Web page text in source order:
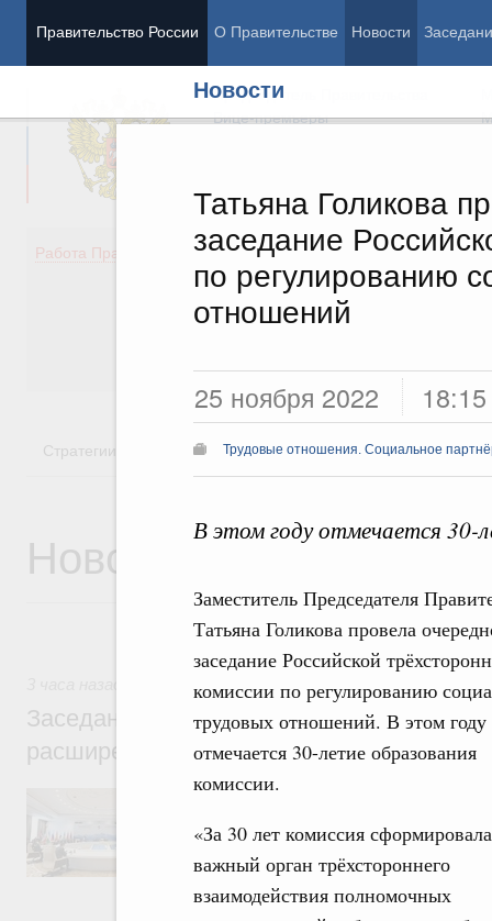
Правительство России О Правительстве Новости
Новости
Татьяна Голикова
заседание
по регулированию
отношений
25 ноября 2022 18:15
Трудовые отношения. Социальное
В этом году отмечается 30-
Заместитель Председателя
Татьяна Голикова провела
заседание Российской
комиссии по регулированию
трудовых отношений. В этом году
отмечается 30-летие образования
комиссии.
«За 30 лет комиссия
важный орган трёхстороннего
взаимодействия полномочных
Председатель Правительства
Вице-премьеры
Работа Правительства
Демография
Здоровье
Образование
Культура
Государство
Стратегии Государственные программы
Новости
Заседание Евразийского
расширенном составе
В повестке заседания актуальные задачи
регулирования и администрирования,
обеспечение продовольственной
железнодорожных перевозок,
рынка.